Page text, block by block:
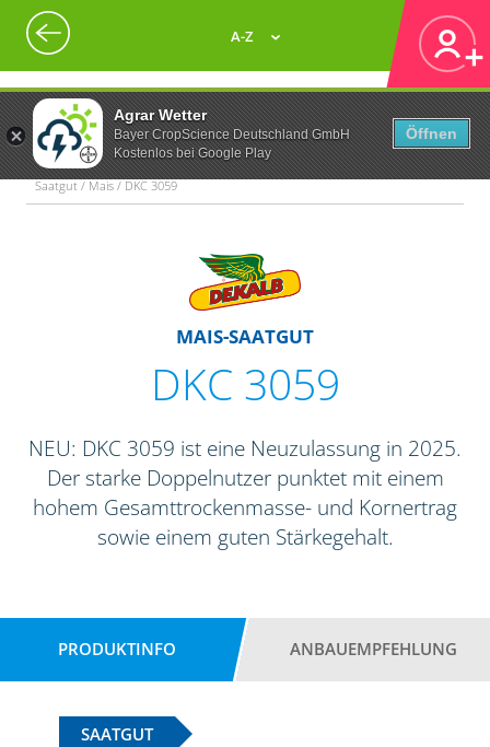
Agrar Wetter
Bayer CropScience Deutschland GmbH
Kostenlos bei Google Play
Öffnen
A-Z
Saatgut / Mais / DKC 3059
MAIS-SAATGUT
DKC 3059
NEU: DKC 3059 ist eine Neuzulassung in 2025.
Der starke Doppelnutzer punktet mit einem
hohem Gesamttrockenmasse- und Kornertrag
sowie einem guten Stärkegehalt.
PRODUKTINFO ANBAUEMPFEHLUNG
SAATGUT